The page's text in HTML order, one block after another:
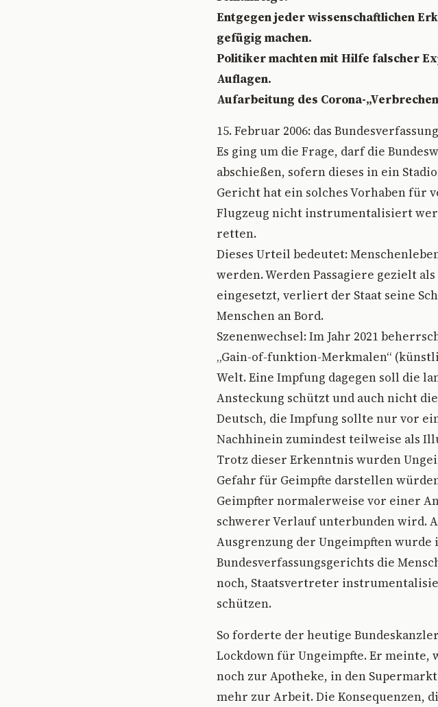
Entgegen jeder wissenschaftlichen
gefügig machen.
Politiker machten mit Hilfe falscher
Auflagen.
Aufarbeitung des Corona-
15. Februar 2006: das
Es ging um die Frage, darf die
abschießen, sofern dieses in ein
Gericht hat ein solches Vorhaben für
Flugzeug nicht instrumentalisiert
retten.
Dieses Urteil bedeutet:
werden. Werden Passagiere gezielt
eingesetzt, verliert der Staat seine
Menschen an Bord.
Szenenwechsel: Im Jahr 2021
„Gain-of-funktion-Merkmalen“
Welt. Eine Impfung dagegen soll die
Ansteckung schützt und auch nicht
Deutsch, die Impfung sollte nur vor
Nachhinein zumindest teilweise als
Trotz dieser Erkenntnis wurden
Gefahr für Geimpfte darstellen
Geimpfter normalerweise vor einer
schwerer Verlauf unterbunden wird.
Ausgrenzung der Ungeimpften
Bundesverfassungsgerichts die
noch, Staatsvertreter
schützen.
So forderte der heutige
Lockdown für Ungeimpfte. Er
noch zur Apotheke, in den
mehr zur Arbeit. Die Konsequenzen,